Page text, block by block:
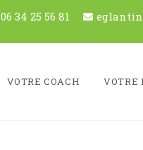
06 34 25 56 81
VOTRE COACH VOTRE